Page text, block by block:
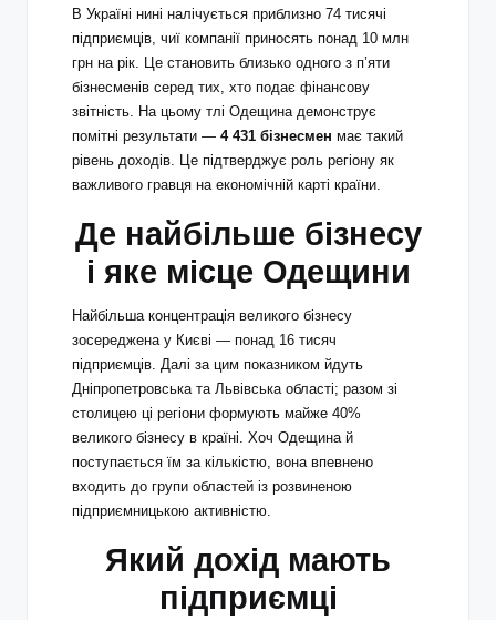
В Україні нині налічується приблизно 74 тисячі
підприємців, чиї компанії приносять понад 10 млн
грн на рік. Це становить близько одного з п’яти
бізнесменів серед тих, хто подає фінансову
звітність. На цьому тлі Одещина демонструє
помітні результати — 4 431 бізнесмен має такий
рівень доходів. Це підтверджує роль регіону як
важливого гравця на економічній карті країни.
Де найбільше бізнесу
і яке місце Одещини
Найбільша концентрація великого бізнесу
зосереджена у Києві — понад 16 тисяч
підприємців. Далі за цим показником йдуть
Дніпропетровська та Львівська області; разом зі
столицею ці регіони формують майже 40%
великого бізнесу в країні. Хоч Одещина й
поступається їм за кількістю, вона впевнено
входить до групи областей із розвиненою
підприємницькою активністю.
Який дохід мають
підприємці